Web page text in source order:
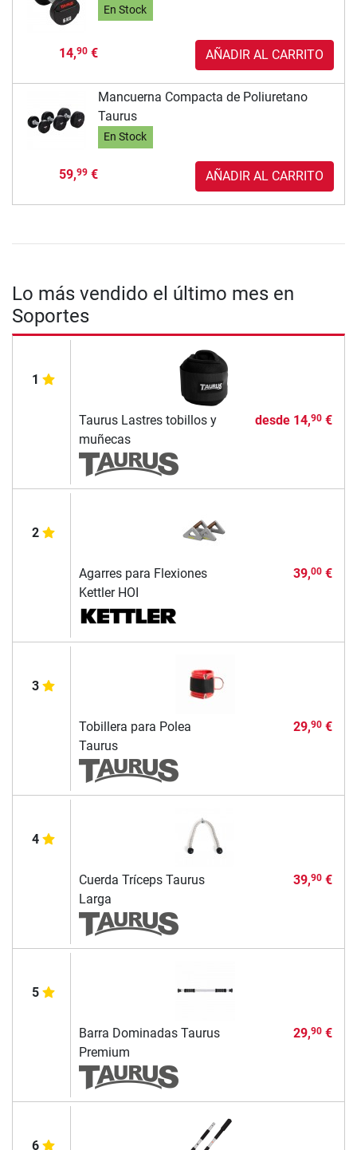
En Stock
14,90€ AÑADIR AL CARRITO
Mancuerna Compacta de Poliuretano
Taurus
En Stock
59,99€ AÑADIR AL CARRITO
Lo más vendido el último mes en
Soportes
1
Taurus Lastres tobillos y
muñecas
desde 14,90€
2
Agarres para Flexiones
Kettler HOI
39,00€
3
Tobillera para Polea
Taurus
29,90€
4
Cuerda Tríceps Taurus
Larga
39,90€
5
Barra Dominadas Taurus
Premium
29,90€
6